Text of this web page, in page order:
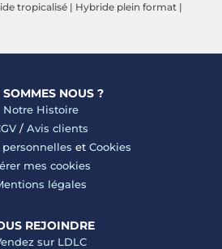
tropicalisé | Hybride plein format |
NOUS ?
Notre Histoire
/ Avis clients
et Cookies
mes cookies
légales
REJOINDRE
sur LDLC